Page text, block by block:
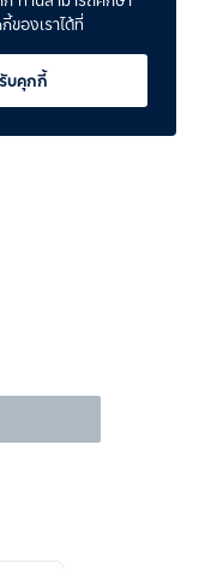
ร์
ของเราได้ที่
บคุกกี้